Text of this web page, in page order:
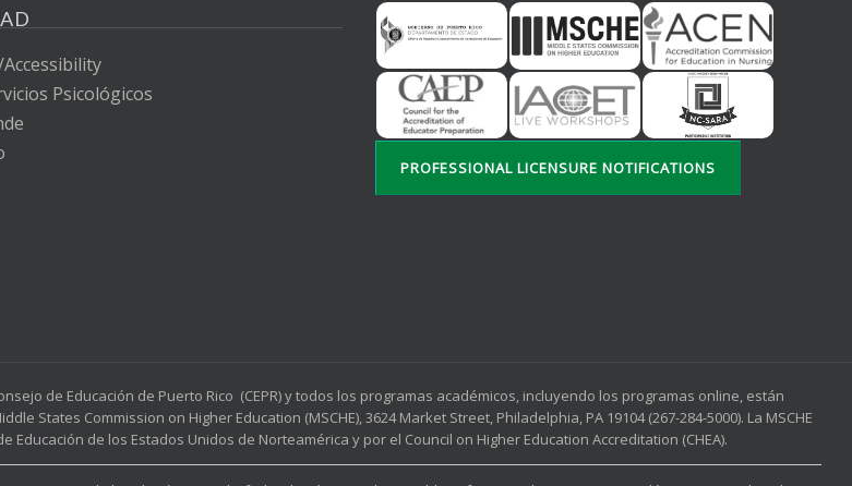
Psicológicos
PROFESSIONAL LICENSURE NOTIFICATIONS
de Educación de Puerto Rico (CEPR) y todos los programas académicos, incluyendo los programas online, están
Commission on Higher Education (MSCHE), 3624 Market Street, Philadelphia, PA 19104 (267-284-5000). La MSCHE
de los Estados Unidos de Norteamérica y por el Council on Higher Education Accreditation (CHEA).